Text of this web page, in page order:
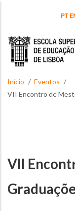
PT
Início
Eventos
VII Encontro de
VII